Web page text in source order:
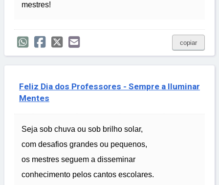
mestres!
copiar
Feliz Dia dos Professores - Sempre a Iluminar
Mentes
Seja sob chuva ou sob brilho solar,
com desafios grandes ou pequenos,
os mestres seguem a disseminar
conhecimento pelos cantos escolares.